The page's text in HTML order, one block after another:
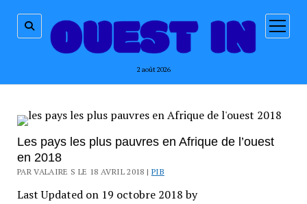
2 août 2026
ouvrir
menu
Les pays les plus pauvres en Afrique de l’ouest
en 2018
PAR VALAIRE S LE 18 AVRIL 2018 | PIB
Last Updated on 19 octobre 2018 by